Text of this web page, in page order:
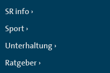
SR info
Sport
Unterhaltung
Ratgeber